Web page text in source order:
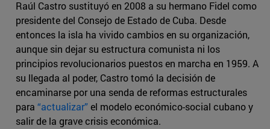
Raúl Castro sustituyó en 2008 a su hermano Fidel como
presidente del Consejo de Estado de Cuba. Desde
entonces la isla ha vivido cambios en su organización,
aunque sin dejar su estructura comunista ni los
principios revolucionarios puestos en marcha en 1959. A
su llegada al poder, Castro tomó la decisión de
encaminarse por una senda de reformas estructurales
para “actualizar”el modelo económico-social cubano y
salir de la grave crisis económica.